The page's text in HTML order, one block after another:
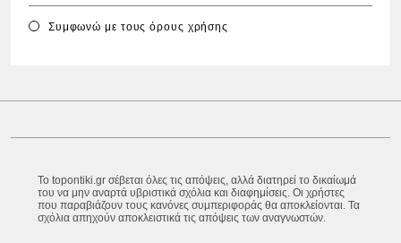
Συμφωνώ με τουςόρους χρήσης
Το topontiki.gr σέβεται όλες τις απόψεις, αλλά διατηρεί το δικαίωμά
του να μην αναρτά υβριστικά σχόλια και διαφημίσεις. Οι χρήστες
που παραβιάζουν τους κανόνες συμπεριφοράς θα αποκλείονται. Τα
σχόλια απηχούν αποκλειστικά τις απόψεις των αναγνωστών.